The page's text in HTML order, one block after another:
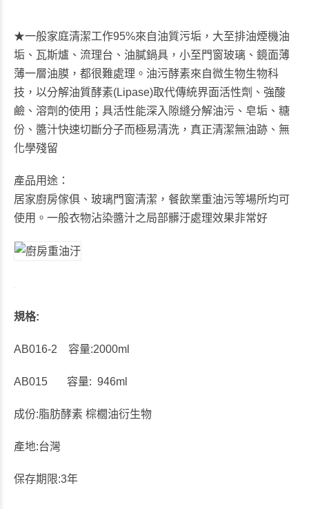
★一般家庭清潔工作95%來自油質污垢，大至排油煙機油
垢、瓦斯爐、流理台、油膩鍋具，小至門窗玻璃、鏡面薄
薄一層油膜，都很難處理。油污酵素來自微生物生物科
技，以分解油質酵素(Lipase)取代傳統界面活性劑、強酸
鹼、溶劑的使用；具活性能深入隙縫分解油污、皂垢、糖
份、醬汁快速切斷分子而極易清洗，真正清潔無油跡、無
化學殘留
產品用途：
居家廚房傢俱、玻璃門窗清潔，餐飲業重油污等場所均可
使用。一般衣物沾染醬汁之局部髒汙處理效果非常好
規格:
AB016-2 容量:2000ml
AB015 容量: 946ml
成份:脂肪酵素 棕櫚油衍生物
產地:台灣
保存期限:3年